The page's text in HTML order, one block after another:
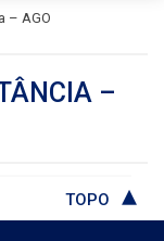
– AGO
–
TOPO